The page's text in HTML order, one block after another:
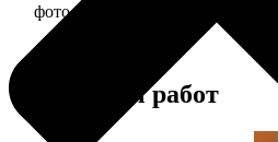
фото 30х30 в деревянной рамке
Примеры работ